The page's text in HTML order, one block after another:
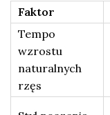
Faktor
Tempo
wzrostu
naturalnych
rzęs